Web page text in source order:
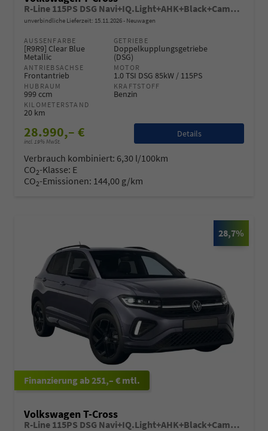
R-Line 115PS DSG Navi+IQ.Light+AHK+Black+Cam+Keyless+Side+Climatronic+Parklenk
unverbindliche Lieferzeit: 15.11.2026 Neuwagen
AUSSENFARBE
[R9R9] Clear Blue
Metallic
GETRIEBE
Doppelkupplungsgetriebe
(DSG)
ANTRIEBSACHSE
Frontantrieb
MOTOR
1.0 TSI DSG 85kW / 115PS
HUBRAUM
999 ccm
KRAFTSTOFF
Benzin
KILOMETERSTAND
20 km
28.990,– €
incl. 19% MwSt.
Details
Verbrauch kombiniert: 6,30 l/100km
CO2-Klasse: E
CO2-Emissionen: 144,00 g/km
28,7%
ab 251,– € mtl.
Volkswagen T-Cross
R-Line 115PS DSG Navi+IQ.Light+AHK+Black+Cam+Keyless+Side+Climatronic+Parklenk